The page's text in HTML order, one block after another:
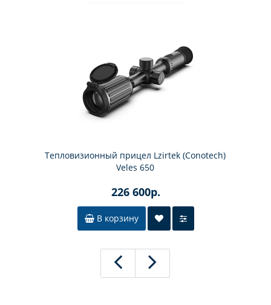
Тепловизионный прицел Lzirtek (Conotech)
Veles 650
226 600р.
В корзину